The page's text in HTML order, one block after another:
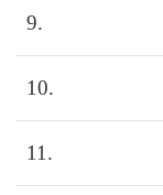
9.
10.
11.